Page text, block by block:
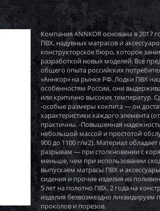
Компания ANNKOR основана в 2017
ПВХ, надувных матрасов и
конструкторское бюро, которое
разработкой новых моделей. Все
общего опыта российских
«Аннкор» на рынке РФ. Лодки ПВХ
особенностям России, они
или критично высоких температур.
-особые размеры кокпита — он
характеристики каждого элемента
практичны. -Повышенная
небольшой массой и простотой
900 до 1100 г/м2). Материал
разрывам — при столкновении с
меньше, чем при использовании
выпускаем матрасы ПВХ и
сидения и прочие изделия из
5 лет на полотно ПВХ, 2 года на
изделия безвозмездно ликвидируем
проколов и порезов.